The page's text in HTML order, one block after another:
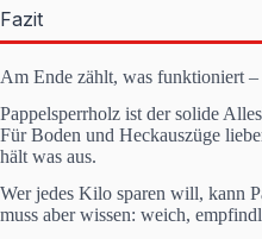
Fazit
Am Ende zählt, was funktioniert
Pappelsperrholz ist der solide
Für Boden und Heckauszüge
hält was aus.
Wer jedes Kilo sparen will, kann
muss aber wissen: weich,